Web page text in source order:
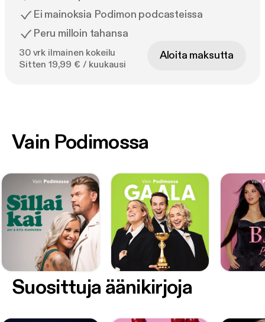
Ei mainoksia Podimon podcasteissa
Peru milloin tahansa
30 vrk ilmainen kokeilu
Sitten 19,99 € / kuukausi
Aloita maksutta
Vain Podimossa
Suosittuja äänikirjoja